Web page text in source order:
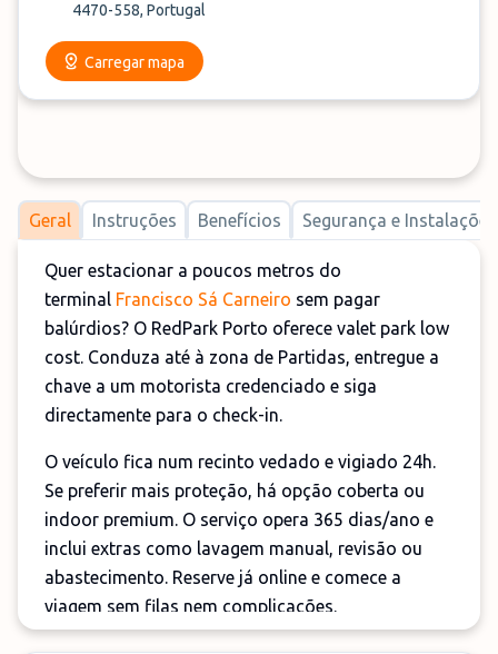
4470-558, Portugal
Carregar mapa
Geral Instruções Benefícios Segurança e Instalações
Quer estacionar a poucos metros do
terminal Francisco Sá Carneiro sem pagar
balúrdios? O RedPark Porto oferece valet park low
cost. Conduza até à zona de Partidas, entregue a
chave a um motorista credenciado e siga
directamente para o check-in.
O veículo fica num recinto vedado e vigiado 24h.
Se preferir mais proteção, há opção coberta ou
indoor premium. O serviço opera 365 dias/ano e
inclui extras como lavagem manual, revisão ou
abastecimento. Reserve já online e comece a
viagem sem filas nem complicações.